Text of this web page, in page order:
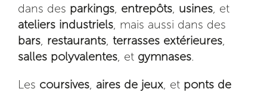
dans des parkings entrepôts usines , et
ateliers industriels , mais aussi dans des
bars restaurants terrasses extérieures
salles polyvalentes , et gymnases.
Les coursives aires de jeux , et ponts de